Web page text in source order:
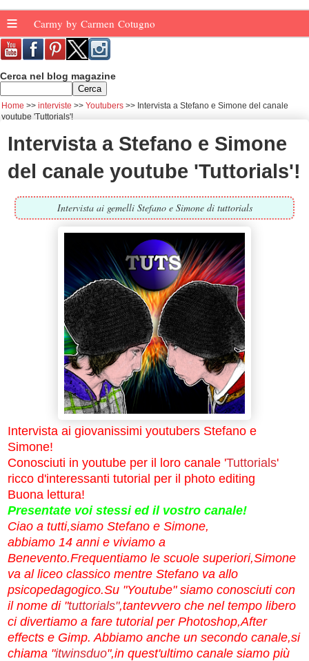
≡ Carmy by Carmen Cotugno
Cerca nel blog magazine
Home interviste Youtubers
Intervista a Stefano e Simone del canale
youtube 'Tuttorials'!
Intervista a Stefano e Simone
del canale youtube 'Tuttorials'!
Intervista ai gemelli Stefano e Simone di tuttorials
Intervista ai giovanissimi youtubers Stefano e
Simone!
Conosciuti in youtube per il loro canale 'Tuttorials'
ricco d'interessanti tutorial per il photo editing
Buona lettura!
Presentate voi stessi ed il vostro canale!
Ciao a tutti,siamo Stefano e Simone,
abbiamo 14 anni e viviamo a
Benevento.Frequentiamo le scuole superiori,Simone
va al liceo classico mentre Stefano va allo
psicopedagogico.Su "Youtube" siamo conosciuti con
il nome di "tuttorials",tantevvero che nel tempo libero
ci divertiamo a fare tutorial per Photoshop,After
effects e Gimp. Abbiamo anche un secondo canale,si
chiama "itwinsduo",in quest'ultimo canale siamo più